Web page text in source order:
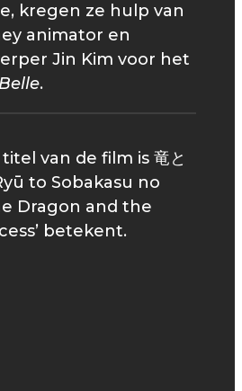
kregen ze hulp van
animator en
Jin Kim voor het
Belle.
van de film is 竜と
to Sobakasu no
Dragon and the
betekent.